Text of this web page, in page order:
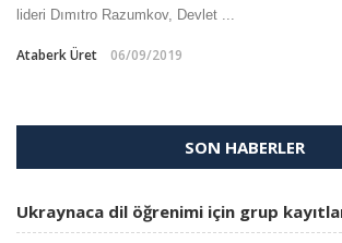
lideri Dımıtro Razumkov, Devlet ...
Ataberk Üret 06/09/2019
SON HABERLER
Ukraynaca dil öğrenimi için grup